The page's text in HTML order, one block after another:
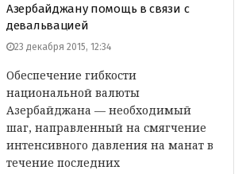
Азербайджану помощь в связи с
девальвацией
23 декабря 2015, 12:34
Обеспечение гибкости
национальной валюты
Азербайджана — необходимый
шаг, направленный на смягчение
интенсивного давления на манат в
течение последних